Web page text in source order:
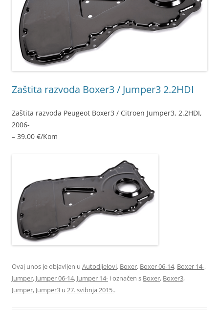
Zaštita razvoda Boxer3 / Jumper3 2.2HDI
Zaštita razvoda Peugeot Boxer3 / Citroen Jumper3, 2.2HDI,
2006-
– 39.00 €/Kom
Ovaj unos je objavljen u Autodijelovi, Boxer, Boxer 06-14, Boxer 14-,
Jumper, Jumper 06-14, Jumper 14- i označen s Boxer, Boxer3,
Jumper, Jumper3 u 27. svibnja 2015..